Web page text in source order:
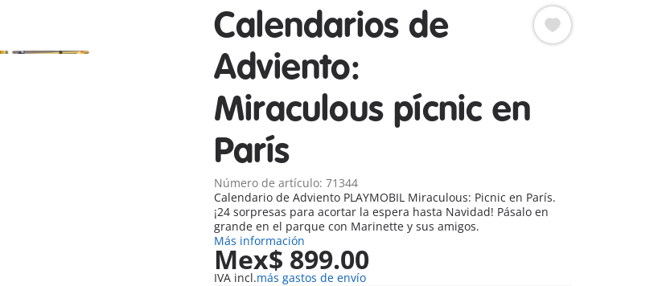
Calendarios de
Adviento:
Miraculous pícnic en
París
Número de artículo: 71344
Calendario de Adviento PLAYMOBIL Miraculous: Picnic en París.
¡24 sorpresas para acortar la espera hasta Navidad! Pásalo en
grande en el parque con Marinette y sus amigos.
Más información
Mex$ 899.00
IVA incl.más gastos de envío